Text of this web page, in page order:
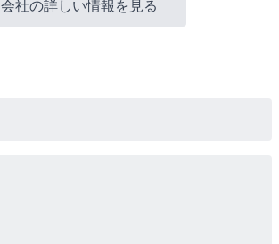
会社の詳しい情報を見る